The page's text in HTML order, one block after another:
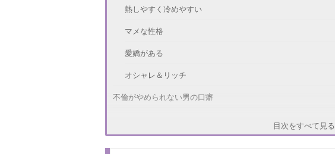
熱しやすく冷めやすい
マメな性格
愛嬌がある
オシャレ＆リッチ
不倫がやめられない男の口癖
目次をすべて見る